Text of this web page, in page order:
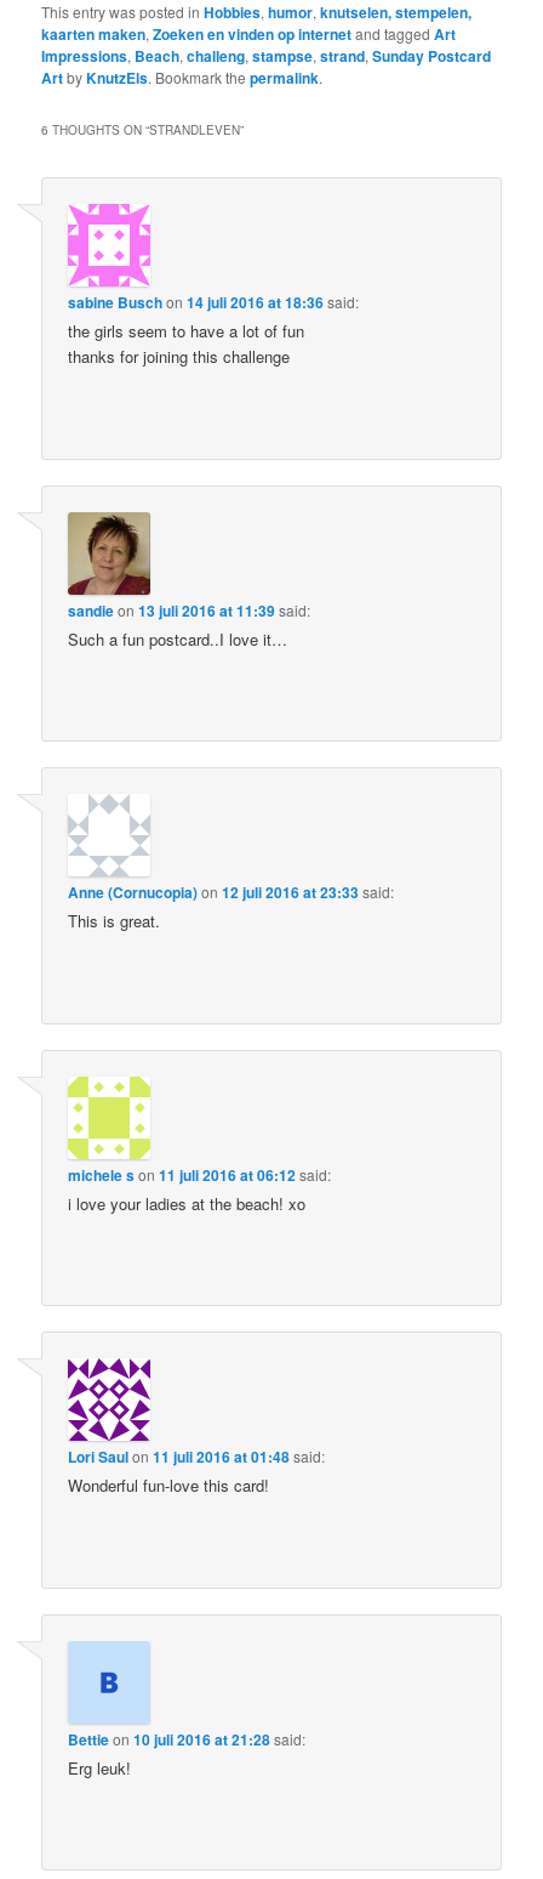
This entry was posted inHobbies,humor,knutselen, stempelen,
kaarten maken,Zoeken en vinden op internetand taggedArt
Impressions, Beach,challeng,stampse,strand,Sunday Postcard
ArtbyKnutzEls. Bookmark thepermalink.
6 THOUGHTS ON “STRANDLEVEN”
sabine Buschon14 juli 2016 at 18:36said:
the girls seem to have a lot of fun
thanks for joining this challenge
sandieon13 juli 2016 at 11:39said:
Such a fun postcard..I love it…
Anne (Cornucopia)on12 juli 2016 at 23:33said:
This is great.
michele son11 juli 2016 at 06:12said:
i love your ladies at the beach! xo
Lori Saulon11 juli 2016 at 01:48said:
Wonderful fun-love this card!
Bettieon10 juli 2016 at 21:28said:
Erg leuk!